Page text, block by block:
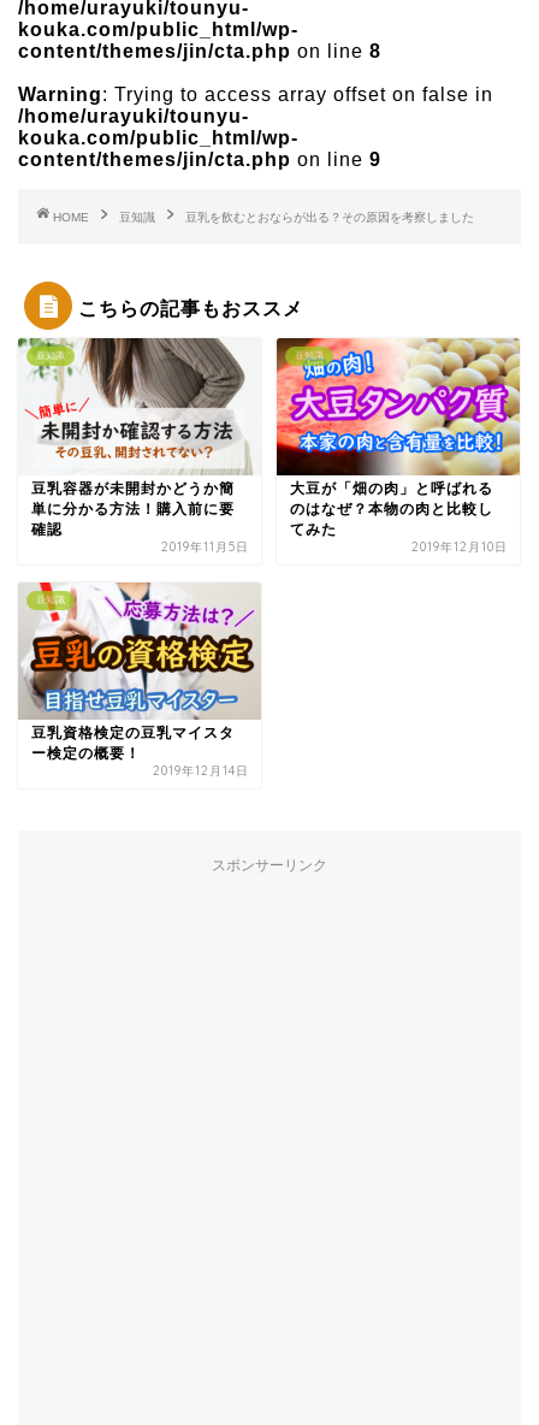
/home/urayuki/tounyu-
kouka.com/public_html/wp-
content/themes/jin/cta.php on line 8
Warning: Trying to access array offset on false in
/home/urayuki/tounyu-
kouka.com/public_html/wp-
content/themes/jin/cta.php on line 9
HOME 豆知識 豆乳を飲むとおならが出る？その原因を考察しました
こちらの記事もおススメ
豆知識
豆乳容器が未開封かどうか簡
単に分かる方法！購入前に要
確認
2019年11月5日
豆知識
大豆が「畑の肉」と呼ばれる
のはなぜ？本物の肉と比較し
てみた
2019年12月10日
豆知識
豆乳資格検定の豆乳マイスタ
ー検定の概要！
2019年12月14日
スポンサーリンク